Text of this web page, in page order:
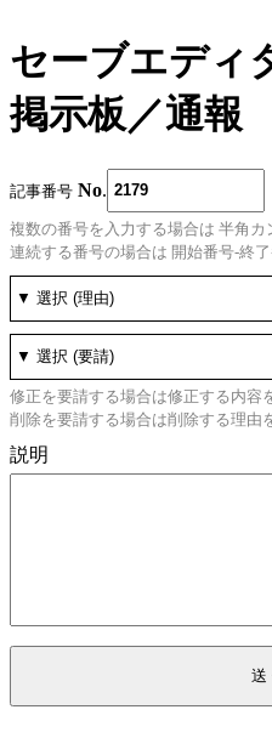
セーブエディ
掲示板／通報
記事番号 No
複数の番号を入力する場合は 半角
連続する番号の場合は 開始番号-終
修正を要請する場合は修正する内容
削除を要請する場合は削除する理由
説明